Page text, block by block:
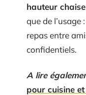
hauteur chaise
que de
repas entre
confidentiels.
A lire
pour cuisine